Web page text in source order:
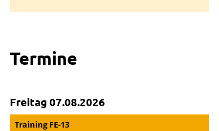
Termine
Freitag 07.08.2026
Training FE-13